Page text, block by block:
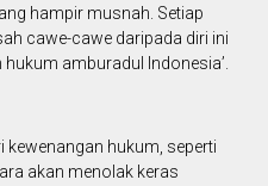
hampir musnah. Setiap
cawe-cawe daripada diri ini
amburadul Indonesia’.
kewenangan hukum, seperti
akan menolak keras